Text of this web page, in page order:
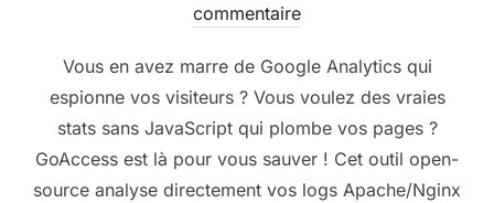
le
commentaire
Vous en avez marre de Google Analytics qui
espionne vos visiteurs ? Vous voulez des vraies
stats sans JavaScript qui plombe vos pages ?
GoAccess est là pour vous sauver ! Cet outil open-
source analyse directement vos logs Apache/Nginx